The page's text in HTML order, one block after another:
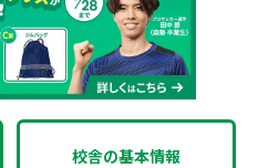
校舎の基本情報